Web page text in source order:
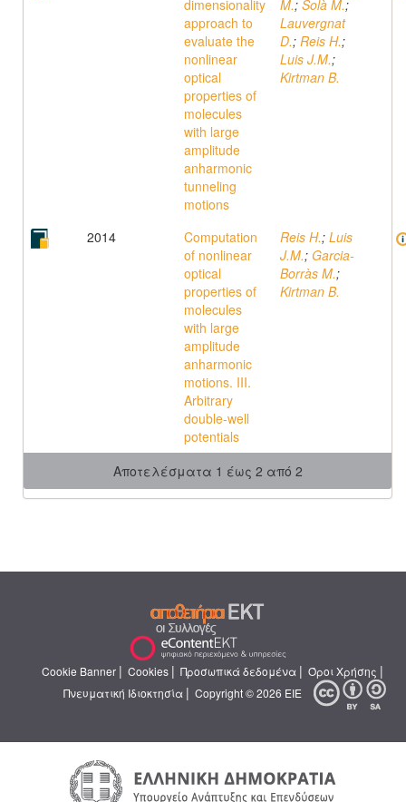
dimensionality
approach to
evaluate the
nonlinear
optical
properties of
molecules
with large
amplitude
anharmonic
tunneling
motions
M.; Solà M.;
Lauvergnat
D.; Reis H.;
Luis J.M.;
Kirtman B.
2014
Computation
of nonlinear
optical
properties of
molecules
with large
amplitude
anharmonic
motions. III.
Arbitrary
double-well
potentials
Reis H.; Luis
J.M.; Garcia-
Borràs M.;
Kirtman B.
Αποτελέσματα 1 έως 2 από 2
Cookie Banner | Cookies | Προσωπικά δεδομένα | Όροι Χρήσης |
Πνευματική Ιδιοκτησία | Copyright © 2026 ΕΙΕ